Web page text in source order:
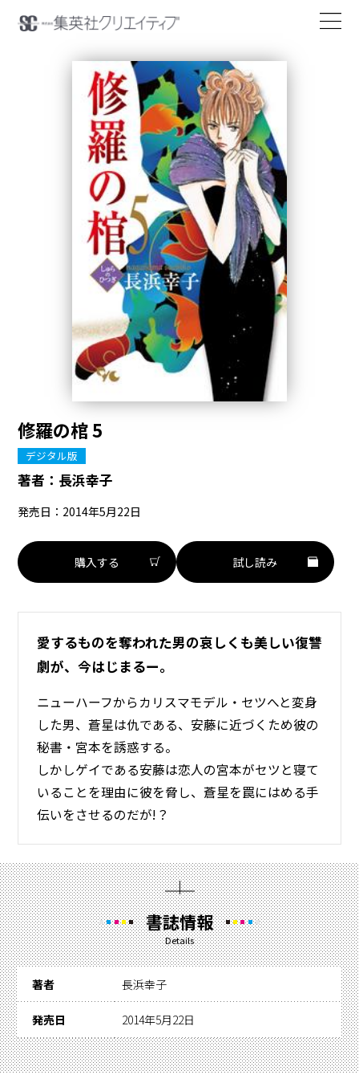
修羅の棺 5
デジタル版
著者： 長浜幸子
発売日：2014年5月22日
購入する 試し読み
愛するものを奪われた男の哀しくも美しい復讐
劇が、今はじまるー。
ニューハーフからカリスマモデル・セツへと変身
した男、蒼星は仇である、安藤に近づくため彼の
秘書・宮本を誘惑する。
しかしゲイである安藤は恋人の宮本がセツと寝て
いることを理由に彼を脅し、蒼星を罠にはめる手
伝いをさせるのだが!？
書誌情報
Details
著者 長浜幸子
発売日 2014年5月22日